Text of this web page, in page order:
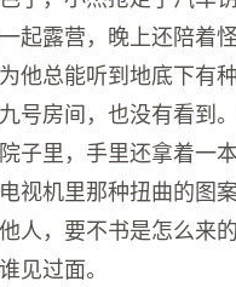
起露营，晚上还陪着
他总能听到地底下有
号房间，也没有看到
子里，手里还拿着一
视机里那种扭曲的图
人，要不书是怎么来
见过面。